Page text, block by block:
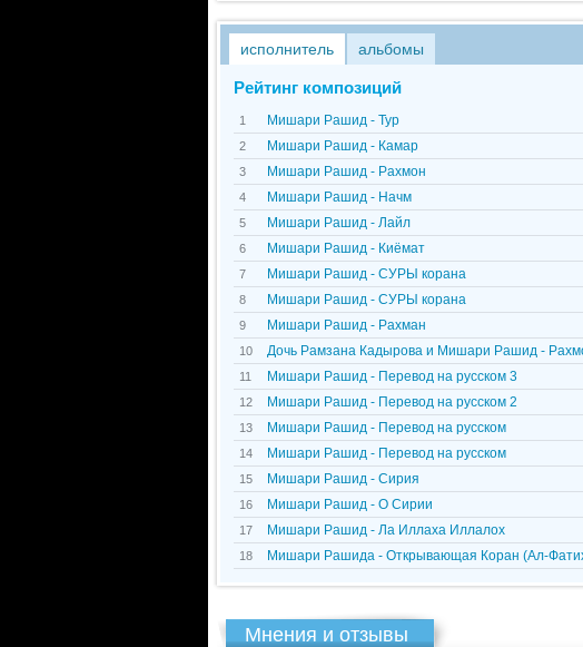
исполнитель альбомы
Рейтинг композиций
1 Мишари Рашид - Тур
2
Мишари Рашид - Камар
3
Мишари Рашид - Рахмон
4
Мишари Рашид - Начм
5
Мишари Рашид - Лайл
6
Мишари Рашид - Киёмат
7
Мишари Рашид - СУРЫ корана
8
Мишари Рашид - СУРЫ корана
9
Мишари Рашид - Рахман
10
Дочь Рамзана Кадырова и Мишари Рашид -
11
Мишари Рашид - Перевод на русском 3
12
Мишари Рашид - Перевод на русском 2
13
Мишари Рашид - Перевод на русском
14
Мишари Рашид - Перевод на русском
15
Мишари Рашид - Сирия
16
Мишари Рашид - О Сирии
17
Мишари Рашид - Ла Иллаха Иллалох
18
Мишари Рашида - Открывающая Коран (Ал-
Мнения и отзывы